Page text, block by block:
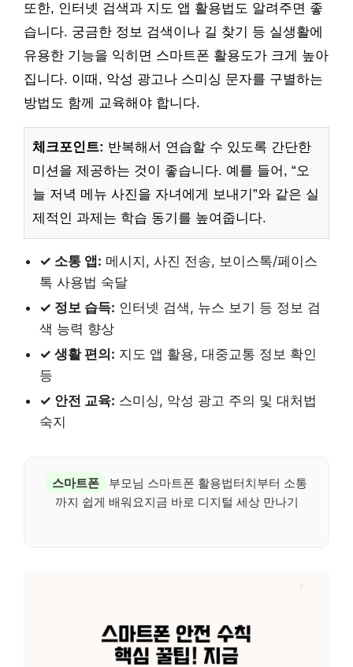
또한, 인터넷 검색과 지도 앱 활용법도 알려주면 좋
습니다. 궁금한 정보 검색이나 길 찾기 등 실생활에
유용한 기능을 익히면 스마트폰 활용도가 크게 높아
집니다. 이때, 악성 광고나 스미싱 문자를 구별하는
방법도 함께 교육해야 합니다.
체크포인트: 반복해서 연습할 수 있도록 간단한
미션을 제공하는 것이 좋습니다. 예를 들어, “오
늘 저녁 메뉴 사진을 자녀에게 보내기”와 같은 실
제적인 과제는 학습 동기를 높여줍니다.
✓ 소통 앱: 메시지, 사진 전송, 보이스톡/페이스
톡 사용법 숙달
✓ 정보 습득: 인터넷 검색, 뉴스 보기 등 정보 검
색 능력 향상
✓ 생활 편의: 지도 앱 활용, 대중교통 정보 확인
등
✓ 안전 교육: 스미싱, 악성 광고 주의 및 대처법
숙지
스마트폰
부모님 스마트폰 활용법터치부터 소통
까지 쉽게 배워요지금 바로 디지털 세상 만나기